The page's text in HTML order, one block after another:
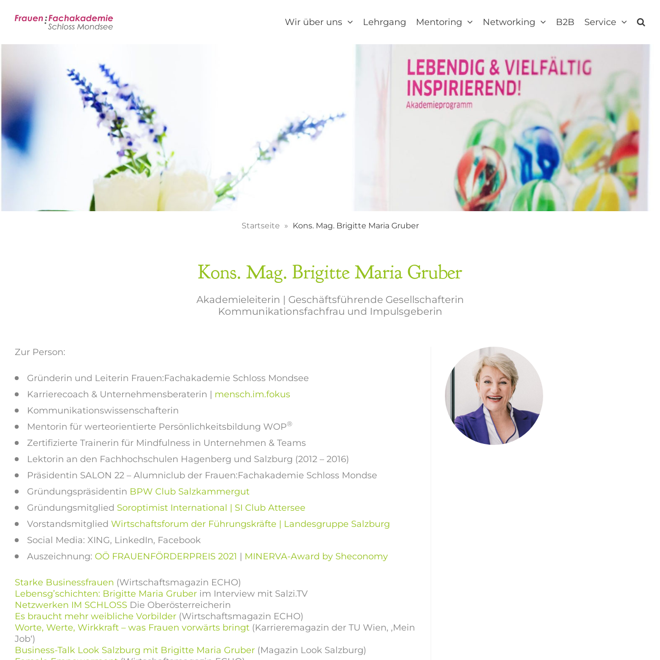
Wir über uns Lehrgang Mentoring Networking B2B Service
Startseite Kons. Mag. Brigitte Maria Gruber
Kons. Mag. Brigitte Maria Gruber
Akademieleiterin | Geschäftsführende Gesellschafterin
Kommunikationsfachfrau und Impulsgeberin
Zur Person:
Gründerin und Leiterin Frauen:Fachakademie Schloss Mondsee
Karrierecoach & Unternehmensberaterin | mensch.im.fokus
Kommunikationswissenschafterin
Mentorin für werteorientierte Persönlichkeitsbildung WOP®
Zertifizierte Trainerin für Mindfulness in Unternehmen & Teams
Lektorin an den Fachhochschulen Hagenberg und Salzburg (2012 – 2016)
Präsidentin SALON 22 – Alumniclub der Frauen:Fachakademie Schloss Mondse
Gründungspräsidentin BPW Club Salzkammergut
Gründungsmitglied Soroptimist International | SI Club Attersee
Vorstandsmitglied Wirtschaftsforum der Führungskräfte | Landesgruppe Salzburg
Social Media: XING, LinkedIn, Facebook
Auszeichnung: OÖ FRAUENFÖRDERPREIS 2021 | MINERVA-Award by Sheconomy
Starke Businessfrauen (Wirtschaftsmagazin ECHO)
Lebensg’schichten: Brigitte Maria Gruber im Interview mit Salzi.TV
Netzwerken IM SCHLOSS Die Oberösterreicherin
Es braucht mehr weibliche Vorbilder (Wirtschaftsmagazin ECHO)
Worte, Werte, Wirkkraft – was Frauen vorwärts bringt (Karrieremagazin der TU Wien, ‚Mein
Job‘)
Business-Talk Look Salzburg mit Brigitte Maria Gruber (Magazin Look Salzburg)